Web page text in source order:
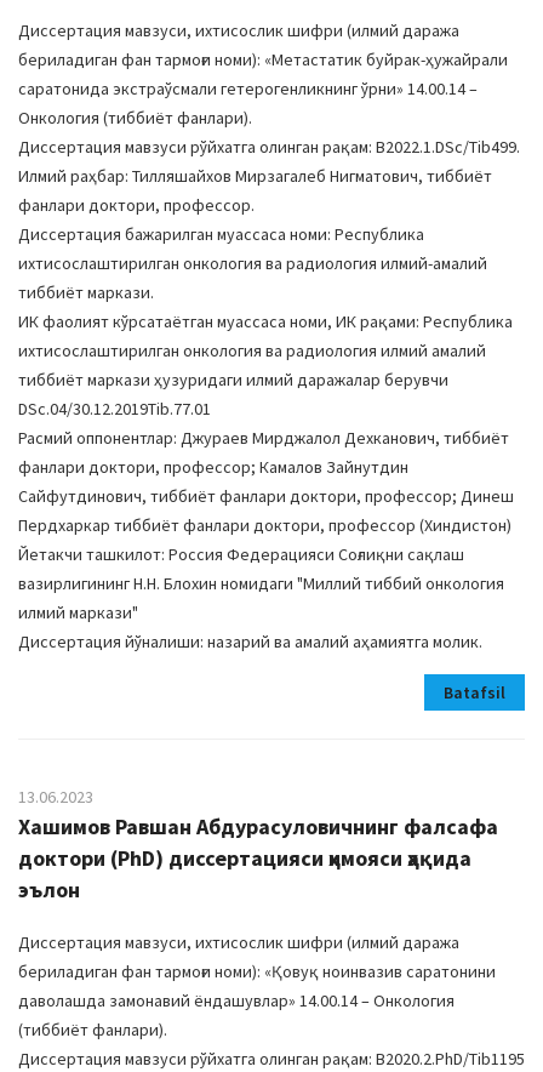
Диссертация мавзуси, ихтисослик шифри (илмий даража
бериладиган фан тармоғи номи): «Мeтастатик буйрак-ҳужайрали
саратонида экстраўсмали гeтeрогeнликнинг ўрни» 14.00.14 –
Онкология (тиббиёт фанлари).
Диссертация мавзуси рўйхатга олинган рақам: В2022.1.DSc/Tib499.
Илмий раҳбар: Тилляшайхов Мирзагалеб Нигматович, тиббиёт
фанлари доктори, профессор.
Диссертация бажарилган муассаса номи: Республика
ихтисослаштирилган онкология ва радиология илмий-амалий
тиббиёт маркази.
ИК фаолият кўрсатаётган муассаса номи, ИК рақами: Республика
ихтисослаштирилган онкология ва радиология илмий амалий
тиббиёт маркази ҳузуридаги илмий даражалар берувчи
DSc.04/30.12.2019Tib.77.01
Расмий оппонентлар: Джураев Мирджалол Дехканович, тиббиёт
фанлари доктори, профессор; Камалов Зайнутдин
Сайфутдинович, тиббиёт фанлари доктори, профессор; Динеш
Пердхаркар тиббиёт фанлари доктори, профессор (Хиндистон)
Йетакчи ташкилот: Россия Федерацияси Соғлиқни сақлаш
вазирлигининг Н.Н. Блохин номидаги "Миллий тиббий онкология
илмий маркази"
Диссертация йўналиши: назарий ва амалий аҳамиятга молик.
Batafsil
13.06.2023
Хашимов Равшан Абдурасуловичнинг фалсафа
доктори (PhD) диссертацияси ҳимояси ҳақида
эълон
Диссертация мавзуси, ихтисослик шифри (илмий даража
бериладиган фан тармоғи номи): «Қовуқ ноинвазив саратонини
даволашда замонавий ёндашувлар» 14.00.14 – Онкология
(тиббиёт фанлари).
Диссертация мавзуси рўйхатга олинган рақам: В2020.2.PhD/Tib1195